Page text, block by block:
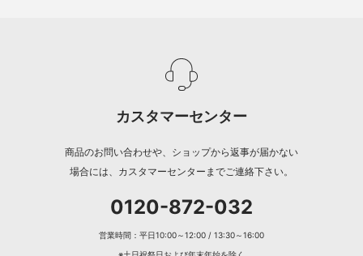
カスタマーセンター
商品のお問い合わせや、ショップから返事が届かない
場合には、カスタマーセンターまでご連絡下さい。
0120-872-032
営業時間：平日10:00～12:00 / 13:30～16:00